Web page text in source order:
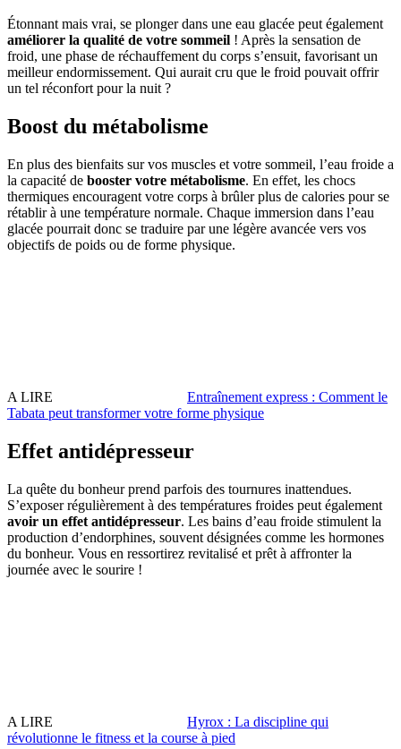
Étonnant mais vrai, se plonger dans une eau glacée peut également
améliorer la qualité de votre sommeil ! Après la sensation de
froid, une phase de réchauffement du corps s’ensuit, favorisant un
meilleur endormissement. Qui aurait cru que le froid pouvait offrir
un tel réconfort pour la nuit ?
Boost du métabolisme
En plus des bienfaits sur vos muscles et votre sommeil, l’eau froide a
la capacité de booster votre métabolisme. En effet, les chocs
thermiques encouragent votre corps à brûler plus de calories pour se
rétablir à une température normale. Chaque immersion dans l’eau
glacée pourrait donc se traduire par une légère avancée vers vos
objectifs de poids ou de forme physique.
A LIRE
Entraînement express : Comment le
Tabata peut transformer votre forme physique
Effet antidépresseur
La quête du bonheur prend parfois des tournures inattendues.
S’exposer régulièrement à des températures froides peut également
avoir un effet antidépresseur. Les bains d’eau froide stimulent la
production d’endorphines, souvent désignées comme les hormones
du bonheur. Vous en ressortirez revitalisé et prêt à affronter la
journée avec le sourire !
A LIRE
Hyrox : La discipline qui
révolutionne le fitness et la course à pied